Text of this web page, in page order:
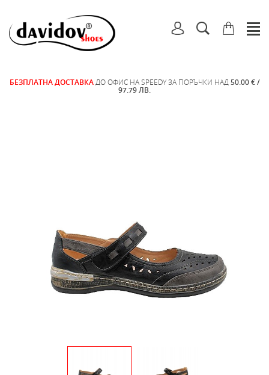
БЕЗПЛАТНА ДОСТАВКА ДО ОФИС НА SPEEDY ЗА ПОРЪЧКИ НАД 50.00 € /
97.79 ЛВ.